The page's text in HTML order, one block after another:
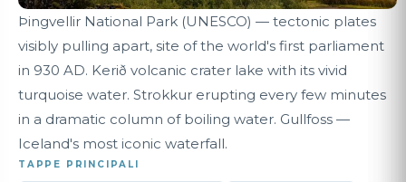
Þingvellir National Park (UNESCO) — tectonic plates
visibly pulling apart, site of the world's first parliament
in 930 AD. Kerið volcanic crater lake with its vivid
turquoise water. Strokkur erupting every few minutes
in a dramatic column of boiling water. Gullfoss —
Iceland's most iconic waterfall.
TAPPE PRINCIPALI